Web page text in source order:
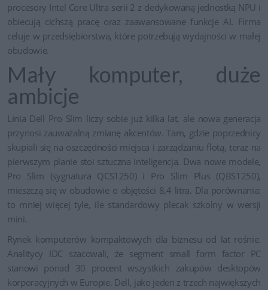
procesory Intel Core Ultra serii 2 z dedykowaną jednostką NPU i
obiecują cichszą pracę oraz zaawansowane funkcje AI. Firma
celuje w przedsiębiorstwa, które potrzebują wydajności w małej
obudowie.
Mały komputer, duże
ambicje
Linia Dell Pro Slim liczy sobie już kilka lat, ale nowa generacja
przynosi zauważalną zmianę akcentów. Tam, gdzie poprzednicy
skupiali się na oszczędności miejsca i zarządzaniu flotą, teraz na
pierwszym planie stoi sztuczna inteligencja. Dwa nowe modele,
Pro Slim (sygnatura QCS1250) i Pro Slim Plus (QBS1250),
mieszczą się w obudowie o objętości 8,4 litra. Dla porównania:
to mniej więcej tyle, ile standardowy plecak szkolny w wersji
mini.
Rynek komputerów kompaktowych dla biznesu od lat rośnie.
Analitycy IDC szacowali, że segment small form factor PC
stanowi ponad 30 procent wszystkich zakupów desktopów
korporacyjnych w Europie. Dell, jako jeden z trzech największych